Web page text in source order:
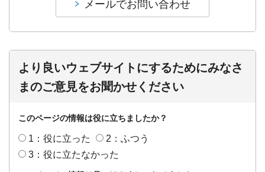
より良いウェブサイトにするためにみなさ
まのご意見をお聞かせください
このページの情報は役に立ちましたか？
1：役に立った
2：ふつう
3：役に立たなかった